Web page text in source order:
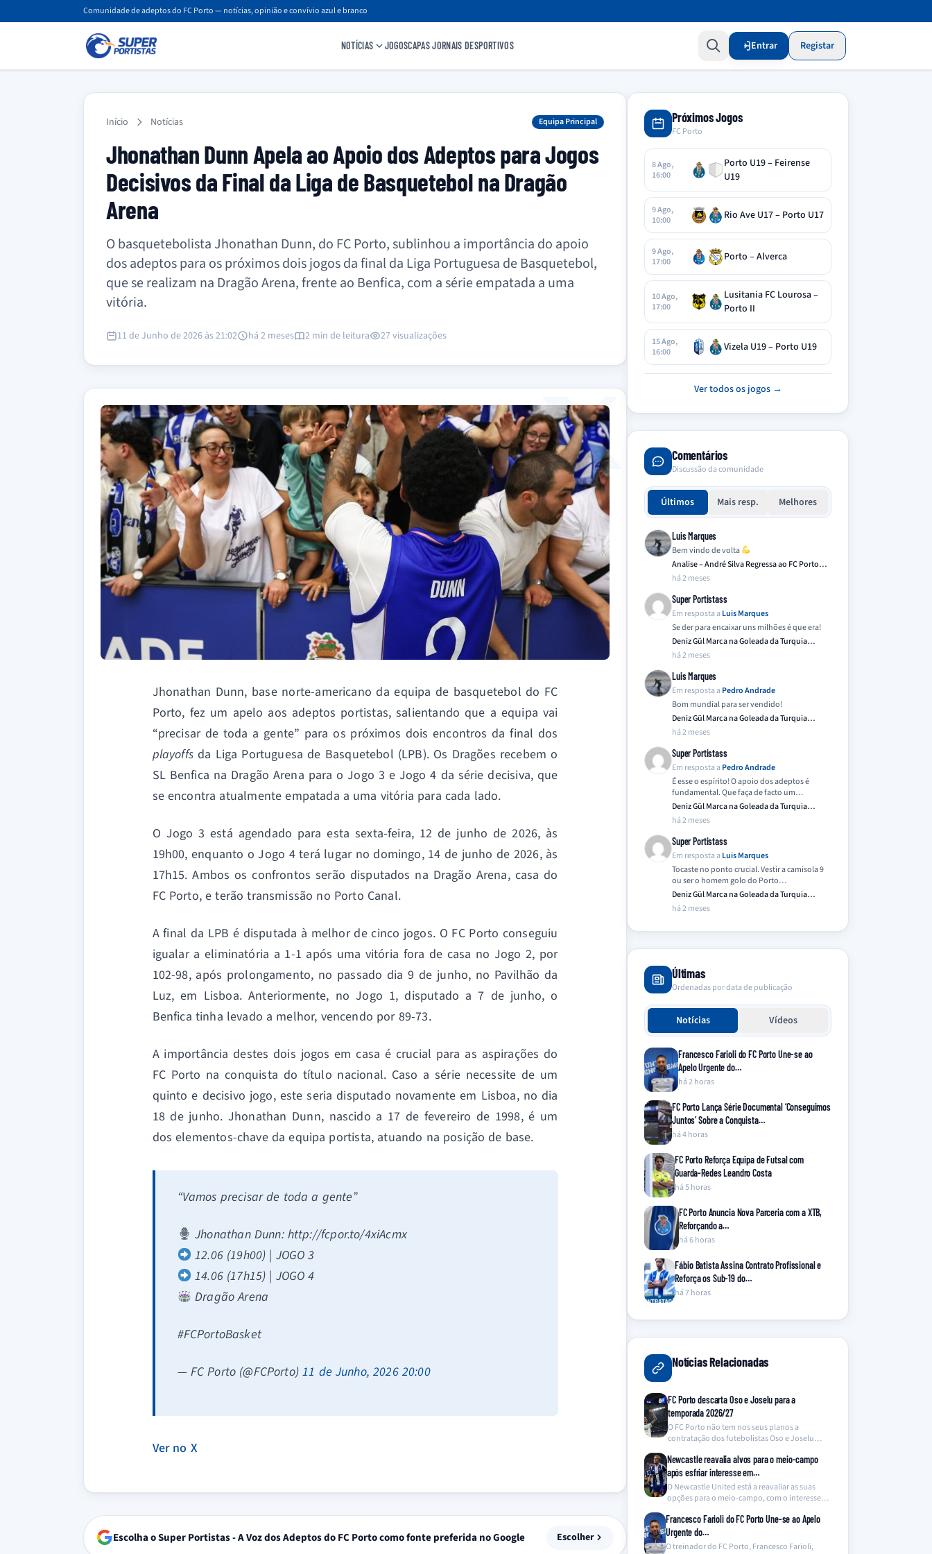
Comunidade de adeptos do FC Porto — notícias, opinião e convívio azul e branco
NOTÍCIAS JOGOSCAPAS JORNAIS DESPORTIVOS Entrar Registar
Início Notícias Equipa Principal
Jhonathan Dunn Apela ao Apoio dos Adeptos para Jogos
Decisivos da Final da Liga de Basquetebol na Dragão
Arena
O basquetebolista Jhonathan Dunn, do FC Porto, sublinhou a importância do apoio
dos adeptos para os próximos dois jogos da final da Liga Portuguesa de Basquetebol,
que se realizam na Dragão Arena, frente ao Benfica, com a série empatada a uma
vitória.
11 de Junho de 2026 às 21:02 há 2 meses 2 min de leitura 27 visualizações
Jhonathan Dunn, base norte-americano da equipa de basquetebol do FC
Porto, fez um apelo aos adeptos portistas, salientando que a equipa vai
“precisar de toda a gente” para os próximos dois encontros da final dos
playoffsda Liga Portuguesa de Basquetebol (LPB). Os Dragões recebem o
SL Benfica na Dragão Arena para o Jogo 3 e Jogo 4 da série decisiva, que
se encontra atualmente empatada a uma vitória para cada lado.
O Jogo 3 está agendado para esta sexta-feira, 12 de junho de 2026, às
19h00, enquanto o Jogo 4 terá lugar no domingo, 14 de junho de 2026, às
17h15. Ambos os confrontos serão disputados na Dragão Arena, casa do
FC Porto, e terão transmissão no Porto Canal.
A final da LPB é disputada à melhor de cinco jogos. O FC Porto conseguiu
igualar a eliminatória a 1-1 após uma vitória fora de casa no Jogo 2, por
102-98, após prolongamento, no passado dia 9 de junho, no Pavilhão da
Luz, em Lisboa. Anteriormente, no Jogo 1, disputado a 7 de junho, o
Benfica tinha levado a melhor, vencendo por 89-73.
A importância destes dois jogos em casa é crucial para as aspirações do
FC Porto na conquista do título nacional. Caso a série necessite de um
quinto e decisivo jogo, este seria disputado novamente em Lisboa, no dia
18 de junho. Jhonathan Dunn, nascido a 17 de fevereiro de 1998, é um
dos elementos-chave da equipa portista, atuando na posição de base.
“Vamos precisar de toda a gente”
Jhonathan Dunn: http://fcpor.to/4xiAcmx
12.06 (19h00) | JOGO 3
14.06 (17h15) | JOGO 4
Dragão Arena
#FCPortoBasket
— FC Porto (@FCPorto)11 de Junho, 2026 20:00
Ver no X
Escolha o Super Portistas - A Voz dos Adeptos do FC Porto como fonte preferida no Google Escolher
Próximos Jogos
FC Porto
8 Ago,
16:00
Porto U19 – Feirense
U19
9 Ago,
10:00
Rio Ave U17 – Porto U17
9 Ago,
17:00
Porto – Alverca
10 Ago,
17:00
Lusitania FC Lourosa –
Porto II
15 Ago,
16:00
Vizela U19 – Porto U19
Ver todos os jogos →
Comentários
Discussão da comunidade
Últimos Mais resp. Melhores
Luis Marques
Bem vindo de volta
Analise – André Silva Regressa ao FC Porto…
há 2 meses
Super Portistass
Em resposta a Luis Marques
Se der para encaixar uns milhões é que era!
Deniz Gül Marca na Goleada da Turquia
Frente…
há 2 meses
Luis Marques
Em resposta a Pedro Andrade
Bom mundial para ser vendido!
Deniz Gül Marca na Goleada da Turquia
Frente…
há 2 meses
Super Portistass
Em resposta a Pedro Andrade
É esse o espírito! O apoio dos adeptos é
fundamental. Que faça de facto um…
Deniz Gül Marca na Goleada da Turquia
Frente…
há 2 meses
Super Portistass
Em resposta a Luis Marques
Tocaste no ponto crucial. Vestir a camisola 9
ou ser o homem golo do Porto…
Deniz Gül Marca na Goleada da Turquia
Frente…
há 2 meses
Últimas
Ordenadas por data de publicação
Notícias Vídeos
Francesco Farioli do FC Porto Une-se ao
Apelo Urgente do…
há 2 horas
FC Porto Lança Série Documental ‘Conseguimos
Juntos’ Sobre a Conquista…
há 4 horas
FC Porto Reforça Equipa de Futsal com
Guarda-Redes Leandro Costa
há 5 horas
FC Porto Anuncia Nova Parceria com a XTB,
Reforçando a…
há 6 horas
Fábio Batista Assina Contrato Profissional e
Reforça os Sub-19 do…
há 7 horas
Notícias Relacionadas
FC Porto descarta Oso e Joselu para a
temporada 2026/27
O FC Porto não tem nos seus planos a
contratação dos futebolistas Oso e Joselu
Newcastle reavalia alvos para o meio-campo
após esfriar interesse em…
O Newcastle United está a reavaliar as suas
opções para o meio-campo, com o interesse
Francesco Farioli do FC Porto Une-se ao Apelo
Urgente do…
O treinador do FC Porto, Francesco Farioli,